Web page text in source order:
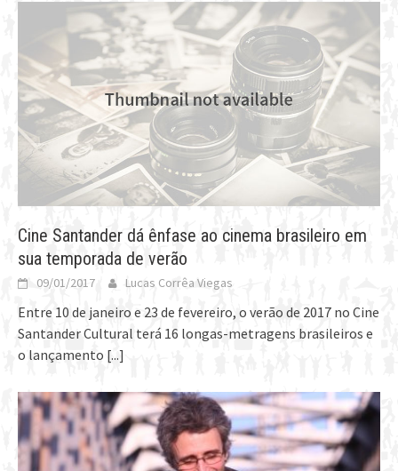
Cine Santander dá ênfase ao cinema brasileiro em
sua temporada de verão
09/01/2017 Lucas Corrêa Viegas
Entre 10 de janeiro e 23 de fevereiro, o verão de 2017 no Cine
Santander Cultural terá 16 longas-metragens brasileiros e
o lançamento [...]